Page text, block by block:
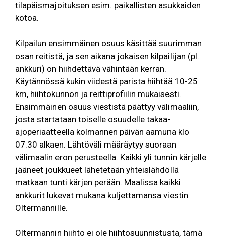
tilapäismajoituksen esim. paikallisten asukkaiden
kotoa.
Kilpailun ensimmäinen osuus käsittää suurimman
osan reitistä, ja sen aikana jokaisen kilpailijan (pl.
ankkuri) on hiihdettävä vähintään kerran.
Käytännössä kukin viidestä parista hiihtää 10-25
km, hiihtokunnon ja reittiprofiilin mukaisesti.
Ensimmäinen osuus viestistä päättyy välimaaliin,
josta startataan toiselle osuudelle takaa-
ajoperiaatteella kolmannen päivän aamuna klo
07.30 alkaen. Lähtöväli määräytyy suoraan
välimaalin eron perusteella. Kaikki yli tunnin kärjelle
jääneet joukkueet lähetetään yhteislähdöllä
matkaan tunti kärjen perään. Maalissa kaikki
ankkurit lukevat mukana kuljettamansa viestin
Oltermannille.
Oltermannin hiihto ei ole hiihtosuunnistusta, tämä